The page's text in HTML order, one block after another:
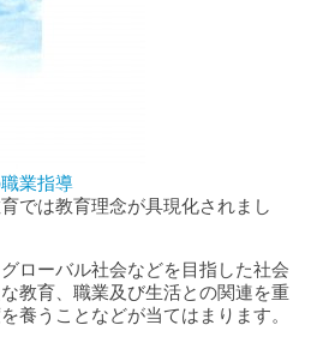
業指導
では教育理念が具現化されまし
ローバル社会などを目指した社会
教育、職業及び生活との関連を重
養うことなどが当てはまります。